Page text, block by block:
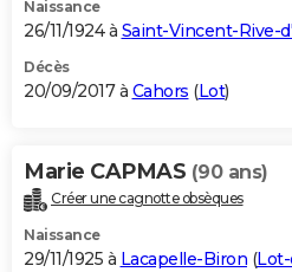
Naissance
26/11/1924 à Saint-Vincent-Rive-
Décès
20/09/2017 à Cahors (Lot)
Marie CAPMAS (90 ans)
Créer une cagnotte obsèques
Naissance
29/11/1925 à Lacapelle-Biron (